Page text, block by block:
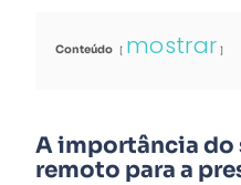
Conteúdo mostrar
A importância do
remoto para a